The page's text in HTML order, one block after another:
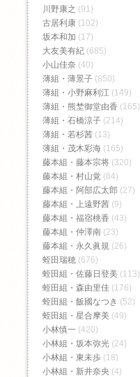
川野康之 (91)
古居利康 (102)
坂本和加 (17)
大友美有紀 (685)
小山佳奈 (40)
薄組・薄景子 (850)
薄組・小野麻利江 (149)
薄組・熊埜御堂由香 (165)
薄組・石橋涼子 (214)
薄組・若杉茜 (13)
薄組・茂木彩海 (165)
藤本組・藤本宗将 (320)
藤本組・村山覚 (84)
藤本組・阿部広太郎 (27)
藤本組・上遠野茜 (9)
藤本組・福宿桃香‬ (43)
藤本組・仲澤南 (23)
藤本組・永久眞規 (26)
蛭田瑞穂 (676)
蛭田組・佐藤日登美 (113)
蛭田組・森由里佳 (176)
蛭田組・飯國なつき (52)
蛭田組・星合摩美 (49)
小林慎一 (420)
小林組・坂本弥光 (24)
小林組・東未歩 (18)
小林組・新井奈央 (4)